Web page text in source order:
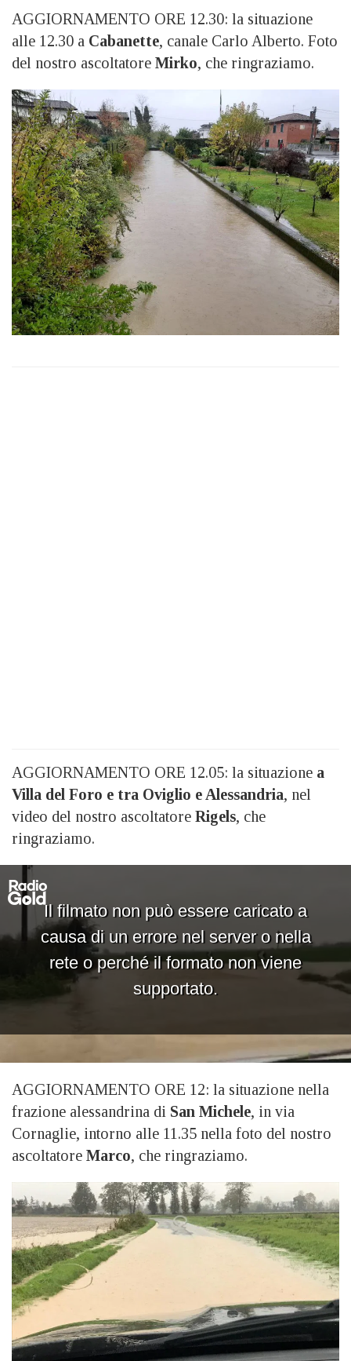
AGGIORNAMENTO ORE 12.30: la situazione
alle 12.30 a Cabanette, canale Carlo Alberto. Foto
del nostro ascoltatore Mirko, che ringraziamo.
AGGIORNAMENTO ORE 12.05: la situazione a
Villa del Foro e tra Oviglio e Alessandria, nel
video del nostro ascoltatore Rigels, che
ringraziamo.
AGGIORNAMENTO ORE 12: la situazione nella
frazione alessandrina di San Michele, in via
Cornaglie, intorno alle 11.35 nella foto del nostro
ascoltatore Marco, che ringraziamo.